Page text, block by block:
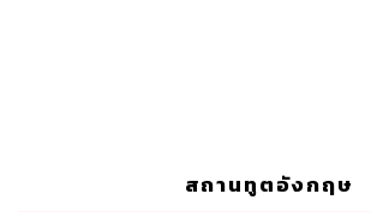
สถานทูตอังกฤษ